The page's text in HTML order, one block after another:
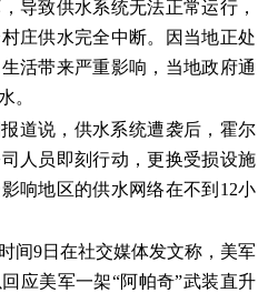
导致供水系统无法正常运行，
庄供水完全中断。因当地正处
活带来严重影响，当地政府通
。
道说，供水系统遭袭后，霍尔
人员即刻行动，更换受损设施
响地区的供水网络在不到12小
间9日在社交媒体发文称，美军
应美军一架“阿帕奇”武装直升